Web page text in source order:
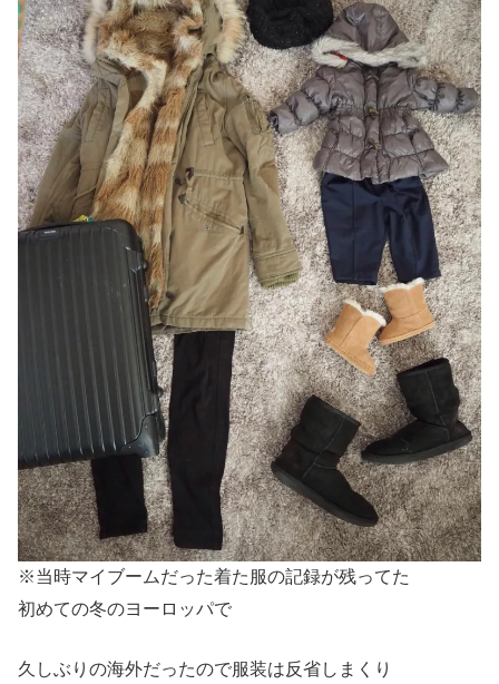
※当時マイブームだった着た服の記録が残ってた
初めての冬のヨーロッパで
久しぶりの海外だったので服装は反省しまくり